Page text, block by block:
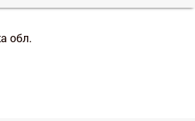
обл.